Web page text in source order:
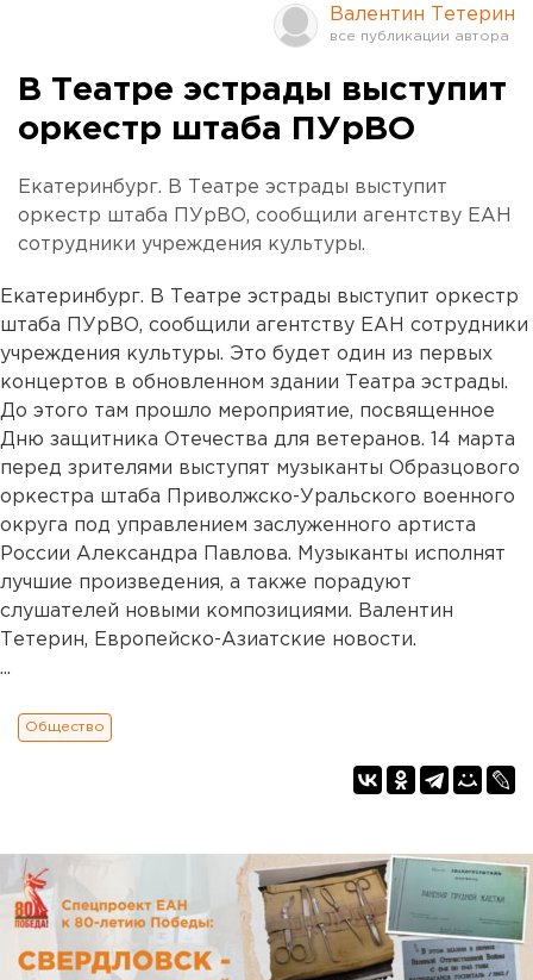
Валентин Тетерин
В Театре эстрады выступит
оркестр штаба ПУрВО
Екатеринбург. В Театре эстрады выступит
оркестр штаба ПУрВО, сообщили агентству ЕАН
сотрудники учреждения культуры.
Екатеринбург. В Театре эстрады выступит оркестр
штаба ПУрВО, сообщили агентству ЕАН сотрудники
учреждения культуры. Это будет один из первых
концертов в обновленном здании Театра эстрады.
До этого там прошло мероприятие, посвященное
Дню защитника Отечества для ветеранов. 14 марта
перед зрителями выступят музыканты Образцового
оркестра штаба Приволжско-Уральского военного
округа под управлением заслуженного артиста
России Александра Павлова. Музыканты исполнят
лучшие произведения, а также порадуют
слушателей новыми композициями. Валентин
Тетерин, Европейско-Азиатские новости.
...
Общество